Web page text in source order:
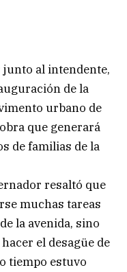
junto al intendente,
de la
urbano de
que generará
de familias de la
resaltó que
muchas tareas
la avenida, sino
el desagüe de
tiempo estuvo